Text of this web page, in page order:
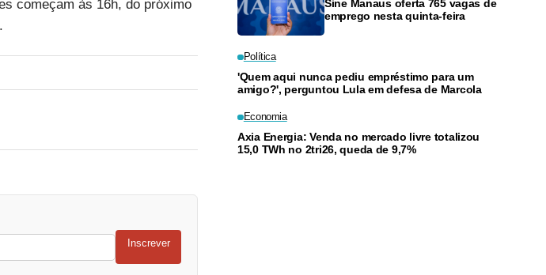
começam às 16h, do próximo
Inscrever
Sine Manaus oferta 765 vagas de
emprego nesta quinta-feira
Política
'Quem aqui nunca pediu empréstimo para um
amigo?', perguntou Lula em defesa de Marcola
Economia
Axia Energia: Venda no mercado livre totalizou
15,0 TWh no 2tri26, queda de 9,7%